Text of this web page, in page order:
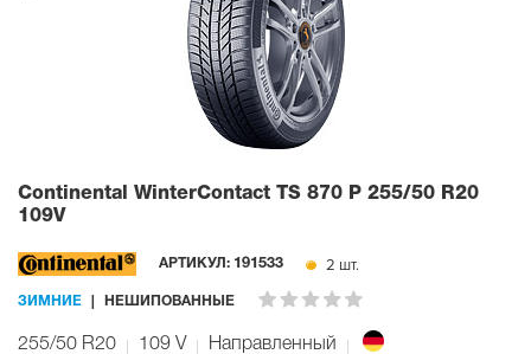
Continental WinterContact TS 870 P 255/50 R20
109V
АРТИКУЛ: 191533 2 шт.
ЗИМНИЕ НЕШИПОВАННЫЕ
255/50 R20 109 V Направленный